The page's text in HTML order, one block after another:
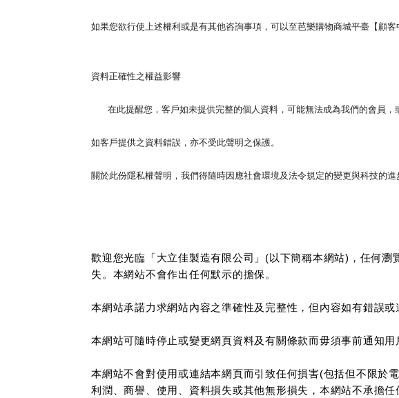
如果您欲行使上述權利或是有其他咨詢事項，可以至芭樂購物商城平臺【
資料正確性之權益影響
在此提醒您，客戶如未提供完整的個人資料，可能無法成為我們的會員，
如客戶提供之資料錯誤，亦不受此聲明之保護。
關於此份隱私權聲明，我們得隨時因應社會環境及法令規定的變更與科技的
歡迎您光臨「大立佳製造有限公司」(以下簡稱本網站)，任何
失。本網站不會作出任何默示的擔保。
本網站承諾力求網站內容之準確性及完整性，但內容如有錯誤
本網站可隨時停止或變更網頁資料及有關條款而毋須事前通知用
本網站不會對使用或連結本網頁而引致任何損害(包括但不限於
利潤、商譽、使用、資料損失或其他無形損失，本網站不承擔